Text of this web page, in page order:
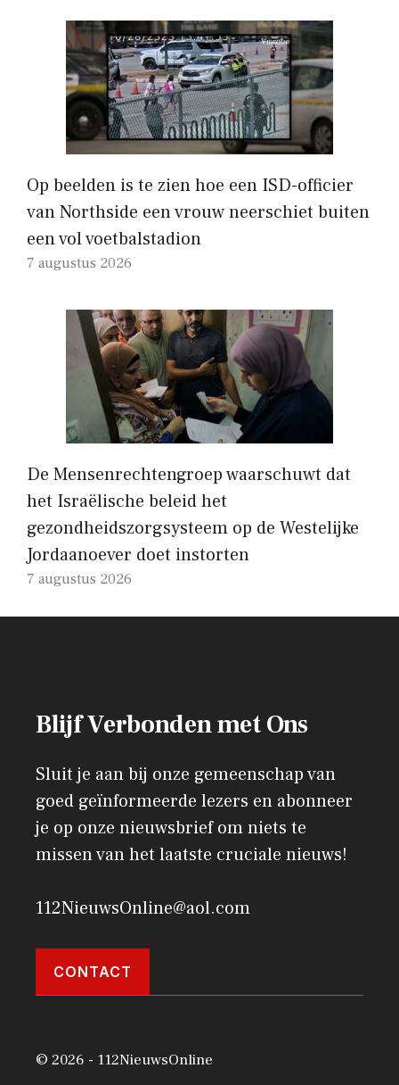
Op beelden is te zien hoe een ISD-officier
van Northside een vrouw neerschiet buiten
een vol voetbalstadion
7 augustus 2026
De Mensenrechtengroep waarschuwt dat
het Israëlische beleid het
gezondheidszorgsysteem op de Westelijke
Jordaanoever doet instorten
7 augustus 2026
Blijf Verbonden met Ons
Sluit je aan bij onze gemeenschap van
goed geïnformeerde lezers en abonneer
je op onze nieuwsbrief om niets te
missen van het laatste cruciale nieuws!
112NieuwsOnline@aol.com
CONTACT
© 2026 - 112NieuwsOnline